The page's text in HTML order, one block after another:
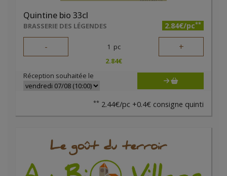
Quintine bio 33cl
BRASSERIE DES LÉGENDES 2.84€/pc**
- 1 pc +
2.84€
Réception souhaitée le
** 2.44€/pc +0.4€ consigne quinti